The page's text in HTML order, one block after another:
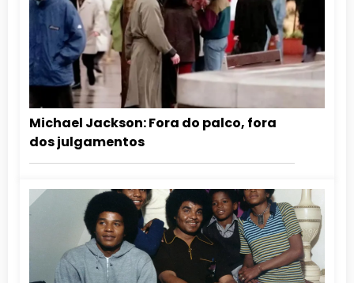
Michael Jackson: Fora do palco, fora
dos julgamentos